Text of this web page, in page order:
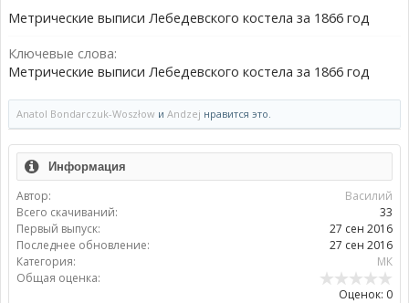
Метрические выписи Лебедевского костела за 1866 год
Ключевые слова:
Метрические выписи Лебедевского костела за 1866 год
Anatol Bondarczuk-Woszłow и Andzej нравится это.
Информация
Автор:
Василий
Всего скачиваний:
33
Первый выпуск:
27 сен 2016
Последнее обновление:
27 сен 2016
Категория:
МК
Общая оценка:
Оценок: 0